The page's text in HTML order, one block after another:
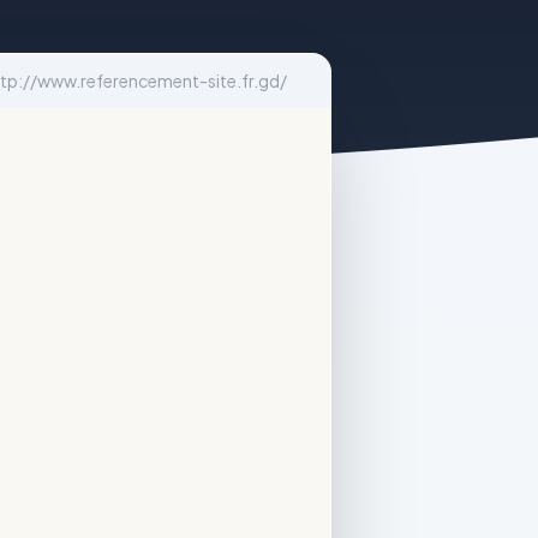
www.referencement-site.fr.gd/